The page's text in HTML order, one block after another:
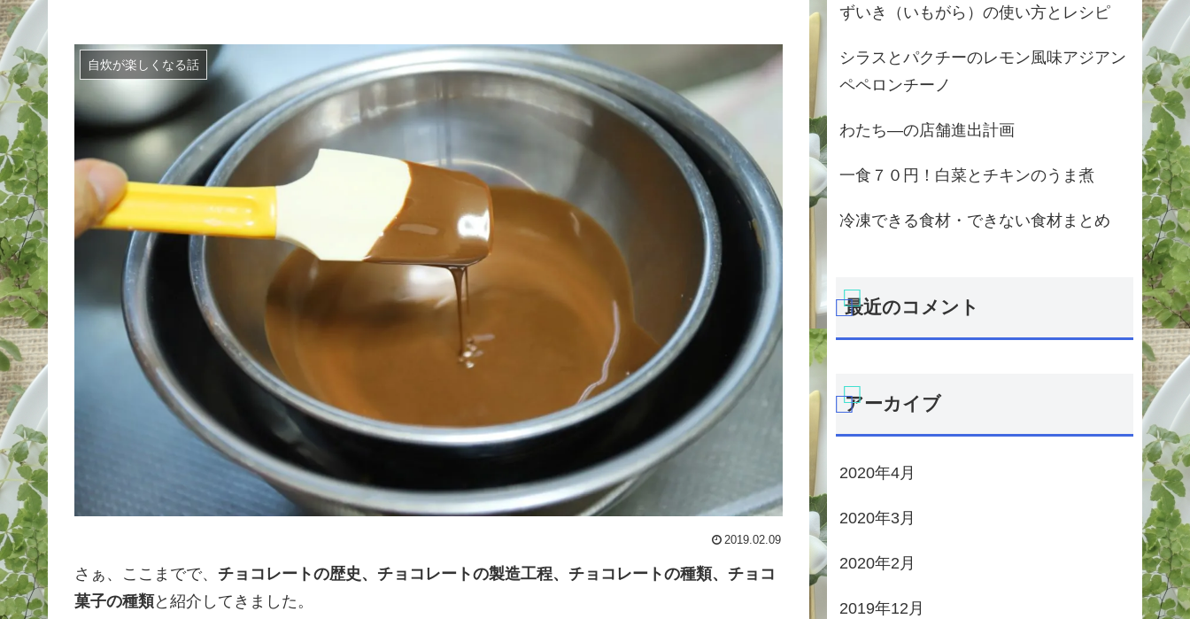
自炊が楽しくなる話
2019.02.09
さぁ、ここまでで、 チョコレートの歴史、チョコレートの製造工程、チョコレートの種類、チョコ
菓子の種類と紹介してきました。
ずいき（いもがら）の使い方とレシピ
シラスとパクチーのレモン風味アジアン
ペペロンチーノ
わたち―の店舗進出計画
一食７０円！白菜とチキンのうま煮
冷凍できる食材・できない食材まとめ
最近のコメント
アーカイブ
2020年4月
2020年3月
2020年2月
2019年12月